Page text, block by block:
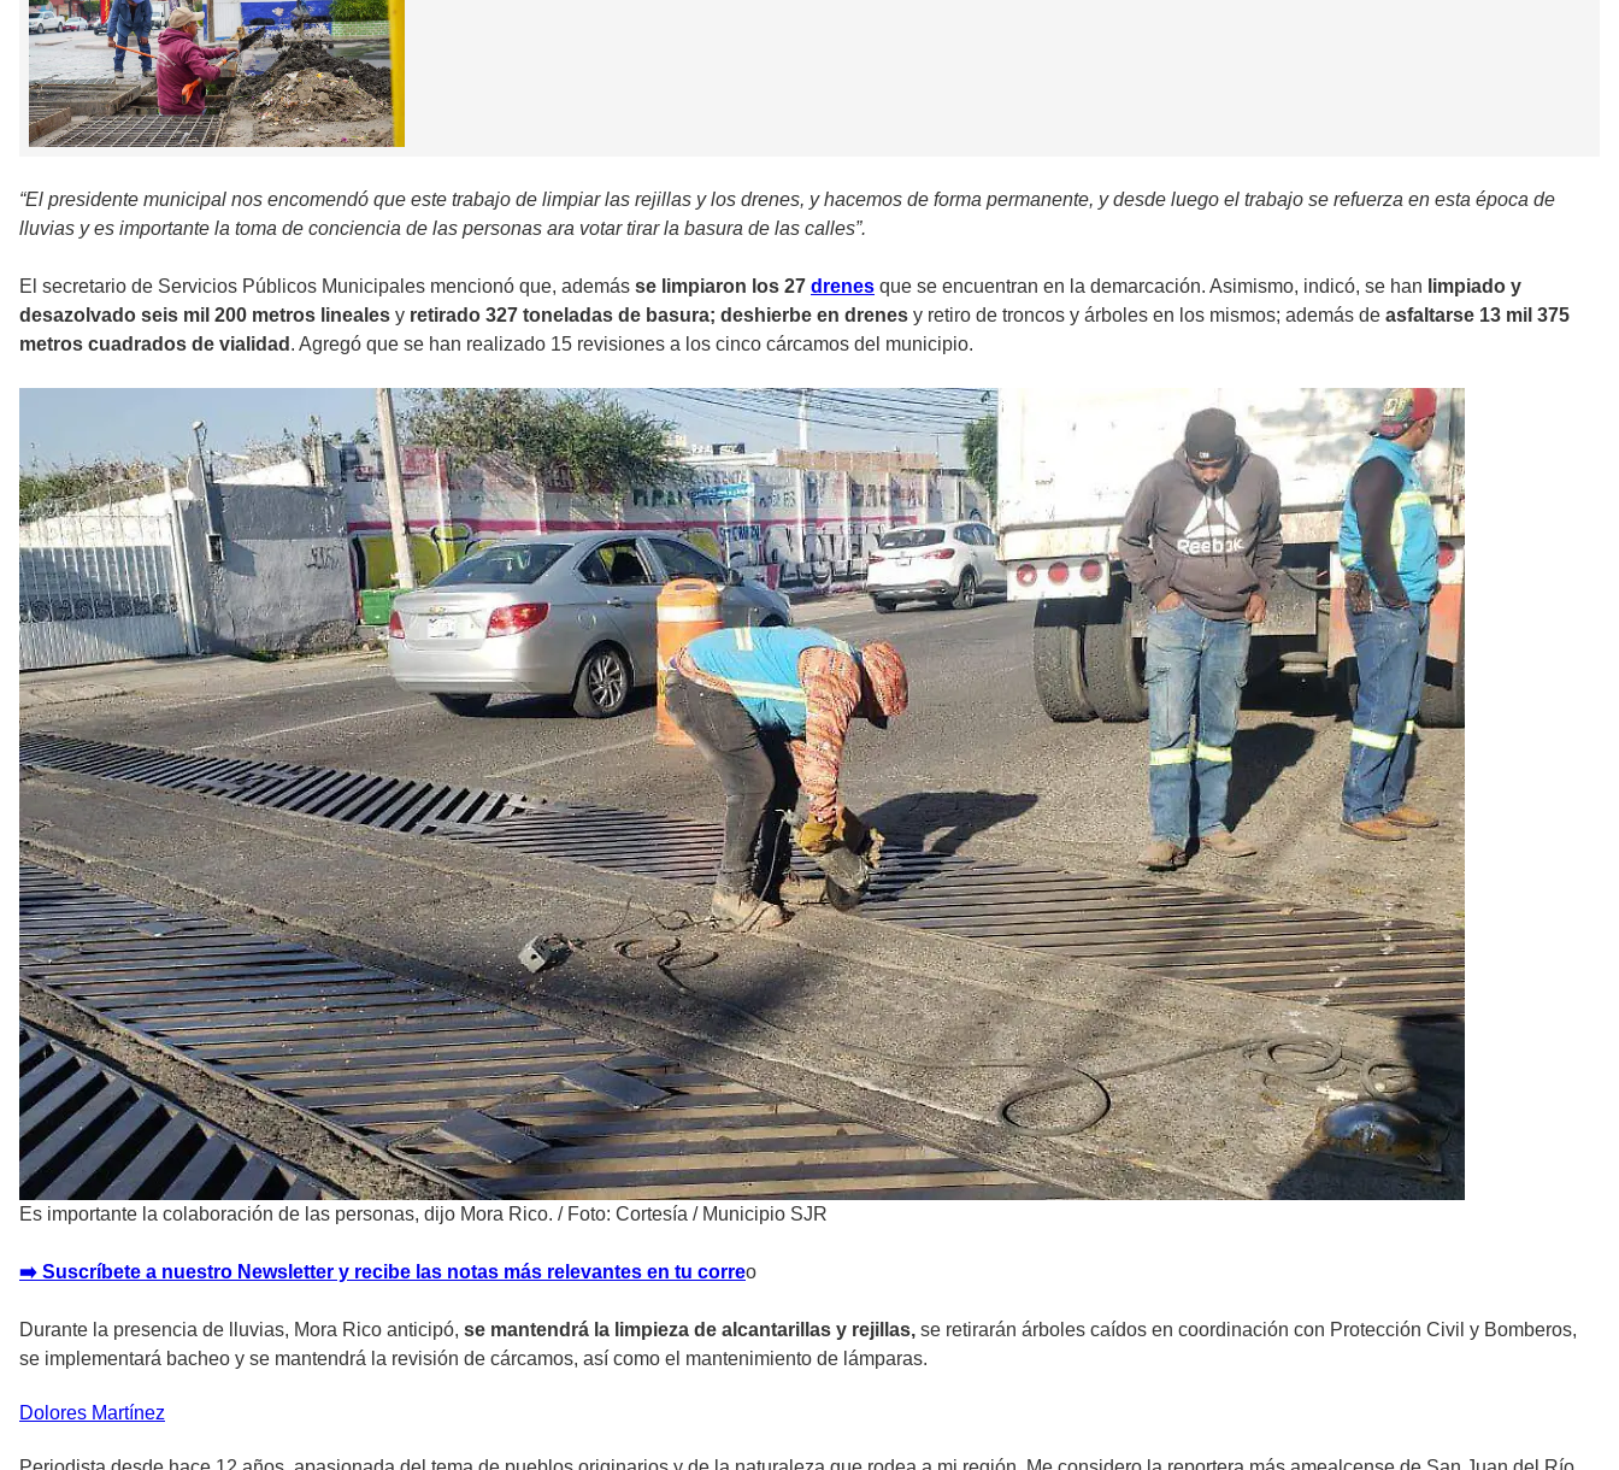
“El presidente municipal nos encomendó que este trabajo de limpiar las rejillas y los drenes, y hacemos de forma permanente, y desde luego el trabajo se refuerza en esta época de
lluvias y es importante la toma de conciencia de las personas ara votar tirar la basura de las calles”.
El secretario de Servicios Públicos Municipales mencionó que, además se limpiaron los 27 drenes que se encuentran en la demarcación. Asimismo, indicó, se han limpiado y
desazolvado seis mil 200 metros lineales y retirado 327 toneladas de basura; deshierbe en drenes y retiro de troncos y árboles en los mismos; además de asfaltarse 13 mil 375
metros cuadrados de vialidad . Agregó que se han realizado 15 revisiones a los cinco cárcamos del municipio.
Es importante la colaboración de las personas, dijo Mora Rico. / Foto: Cortesía / Municipio SJR
➡️ Suscríbete a nuestro Newsletter y recibe las notas más relevantes en tu correo
Durante la presencia de lluvias, Mora Rico anticipó, se mantendrá la limpieza de alcantarillas y rejillas, se retirarán árboles caídos en coordinación con Protección Civil y Bomberos,
se implementará bacheo y se mantendrá la revisión de cárcamos, así como el mantenimiento de lámparas.
Dolores Martínez